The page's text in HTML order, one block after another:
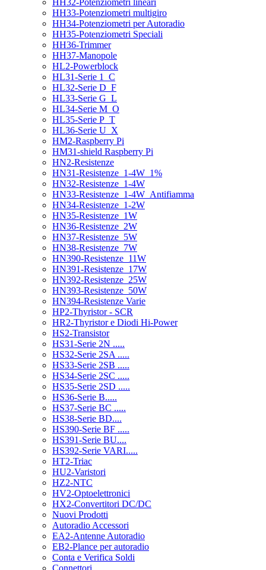
HH32-Potenziometri lineari
HH33-Potenziometri multigiro
HH34-Potenziometri per Autoradio
HH35-Potenziometri Speciali
HH36-Trimmer
HH37-Manopole
HL2-Powerblock
HL31-Serie 1_C
HL32-Serie D_F
HL33-Serie G_L
HL34-Serie M_O
HL35-Serie P_T
HL36-Serie U_X
HM2-Raspberry Pi
HM31-shield Raspberry Pi
HN2-Resistenze
HN31-Resistenze_1-4W_1%
HN32-Resistenze_1-4W
HN33-Resistenze_1-4W_Antifiamma
HN34-Resistenze_1-2W
HN35-Resistenze_1W
HN36-Resistenze_2W
HN37-Resistenze_5W
HN38-Resistenze_7W
HN390-Resistenze_11W
HN391-Resistenze_17W
HN392-Resistenze_25W
HN393-Resistenze_50W
HN394-Resistenze Varie
HP2-Thyristor - SCR
HR2-Thyristor e Diodi Hi-Power
HS2-Transistor
HS31-Serie 2N .....
HS32-Serie 2SA .....
HS33-Serie 2SB .....
HS34-Serie 2SC .....
HS35-Serie 2SD .....
HS36-Serie B.....
HS37-Serie BC .....
HS38-Serie BD....
HS390-Serie BF .....
HS391-Serie BU....
HS392-Serie VARI.....
HT2-Triac
HU2-Varistori
HZ2-NTC
HV2-Optoelettronici
HX2-Convertitori DC/DC
Nuovi Prodotti
Autoradio Accessori
EA2-Antenne Autoradio
EB2-Plance per autoradio
Conta e Verifica Soldi
Connettori